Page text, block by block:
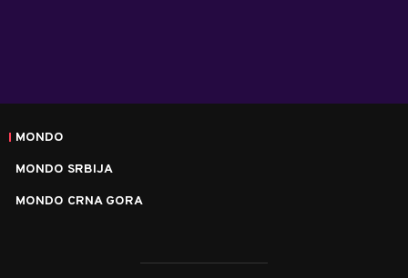
MONDO
MONDO SRBIJA
MONDO CRNA GORA